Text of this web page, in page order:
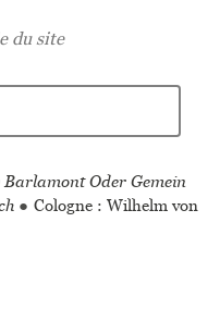
Barlamont Oder Gemein
● Cologne : Wilhelm von